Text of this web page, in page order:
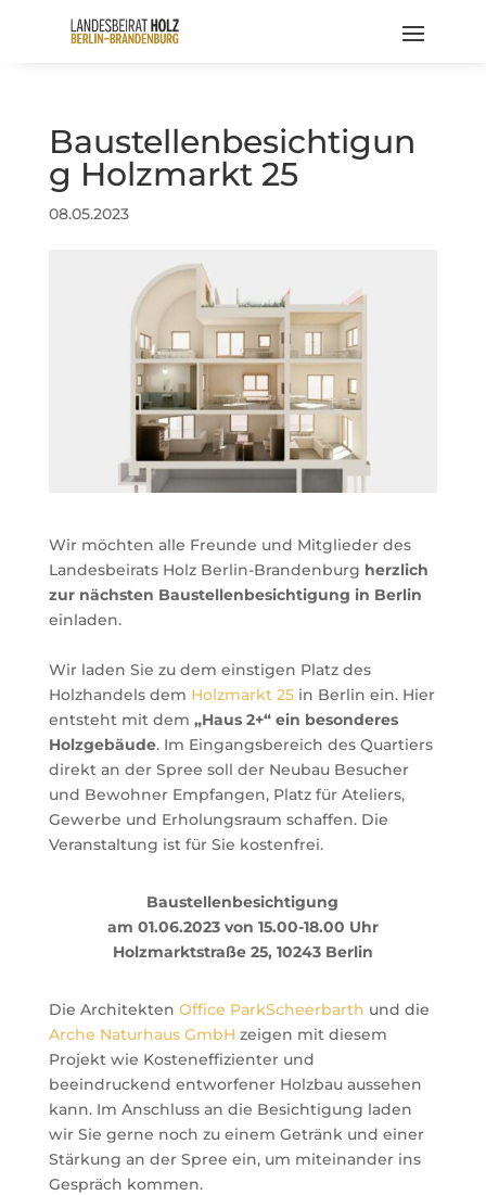
Baustellenbesichtigun
g Holzmarkt 25
08.05.2023
Wir möchten alle Freunde und Mitglieder des
Landesbeirats Holz Berlin-Brandenburg herzlich
zur nächsten Baustellenbesichtigung in Berlin
einladen.
Wir laden Sie zu dem einstigen Platz des
Holzhandels dem Holzmarkt 25in Berlin ein. Hier
entsteht mit dem „Haus 2+“ ein besonderes
Holzgebäude. Im Eingangsbereich des Quartiers
direkt an der Spree soll der Neubau Besucher
und Bewohner Empfangen, Platz für Ateliers,
Gewerbe und Erholungsraum schaffen. Die
Veranstaltung ist für Sie kostenfrei.
Baustellenbesichtigung
am 01.06.2023 von 15.00-18.00 Uhr
Holzmarktstraße 25, 10243 Berlin
Die Architekten Office ParkScheerbarth und die
Arche Naturhaus GmbH zeigen mit diesem
Projekt wie Kosteneffizienter und
beeindruckend entworfener Holzbauaussehen
kann. Im Anschluss an die Besichtigung laden
wir Sie gerne noch zu einem Getränk und einer
Stärkung an der Spree ein, um miteinander ins
Gespräch kommen.